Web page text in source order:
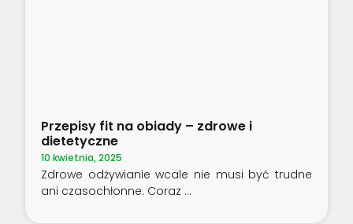
Przepisy fit na obiady – zdrowe i
dietetyczne
10 kwietnia, 2025
Zdrowe odżywianie wcale nie musi być trudne
ani czasochłonne. Coraz